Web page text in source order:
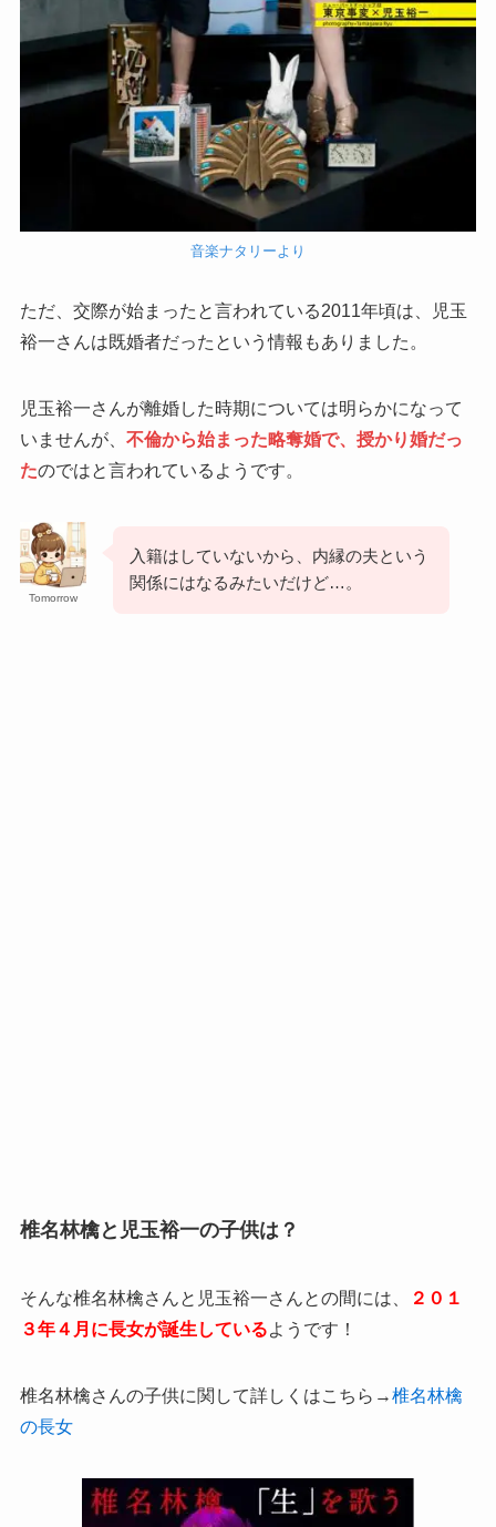
音楽ナタリーより
ただ、交際が始まったと言われている2011年頃は、児玉
裕一さんは既婚者だったという情報もありました。
児玉裕一さんが離婚した時期については明らかになって
いませんが、 不倫から始まった略奪婚で、授かり婚だっ
たのではと言われているようです。
Tomorrow
入籍はしていないから、内縁の夫という
関係にはなるみたいだけど…。
椎名林檎と児玉裕一の子供は？
そんな椎名林檎さんと児玉裕一さんとの間には、
２０１
３年４月に長女が誕生しているようです！
椎名林檎さんの子供に関して詳しくはこちら→椎名林檎
の長女